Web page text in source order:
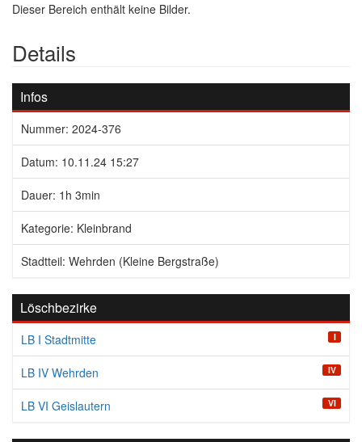
Dieser Bereich enthält keine Bilder.
Details
Infos
Nummer: 2024-376
Datum: 10.11.24 15:27
Dauer: 1h 3min
Kategorie: Kleinbrand
Stadtteil: Wehrden (Kleine Bergstraße)
Löschbezirke
LB I Stadtmitte I
LB IV Wehrden IV
LB VI Geislautern VI